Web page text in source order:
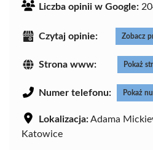
Liczba opinii w Google:
Czytaj opinie: Zobacz
Strona www: Pokaż
Numer telefonu: Pokaż
Lokalizacja:Adama
Katowice